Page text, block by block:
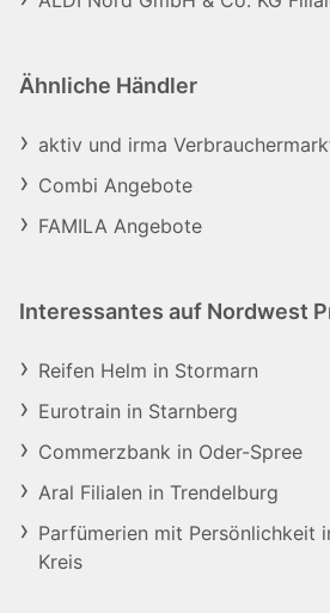
Ähnliche Händler
aktiv und irma
Combi Angebote
FAMILA Angebote
Interessantes auf Nordwest
Reifen Helm in Stormarn
Eurotrain in Starnberg
Commerzbank in Oder-Spree
Aral Filialen in Trendelburg
Parfümerien mit Persönlichkeit
Kreis